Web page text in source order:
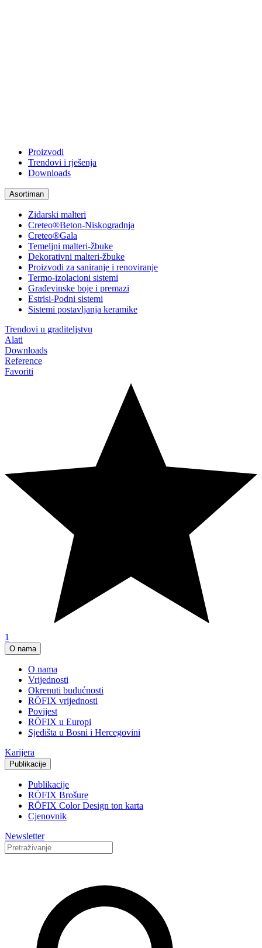
Proizvodi
Trendovi i rješenja
Downloads
Asortiman
Zidarski malteri
Creteo®Beton-Niskogradnja
Creteo®Gala
Temeljni malteri-žbuke
Dekorativni malteri-žbuke
Proizvodi za saniranje i renoviranje
Termo-izolacioni sistemi
Građevinske boje i premazi
Estrisi-Podni sistemi
Sistemi postavljanja keramike
Trendovi u graditeljstvu
Alati
Downloads
Reference
Favoriti
1
O nama
O nama
Vrijednosti
Okrenuti budućnosti
RÖFIX vrijednosti
Povijest
RÖFIX u Europi
Sjedišta u Bosni i Hercegovini
Karijera
Publikacije
Publikacije
RÖFIX Brošure
RÖFIX Color Design ton karta
Cjenovnik
Newsletter